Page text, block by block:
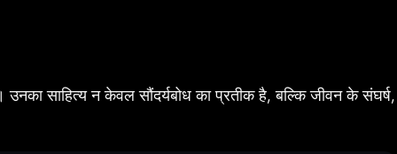
साहित्य न केवल सौंदर्यबोध का प्रतीक है, बल्कि जीवन के संघर्ष,